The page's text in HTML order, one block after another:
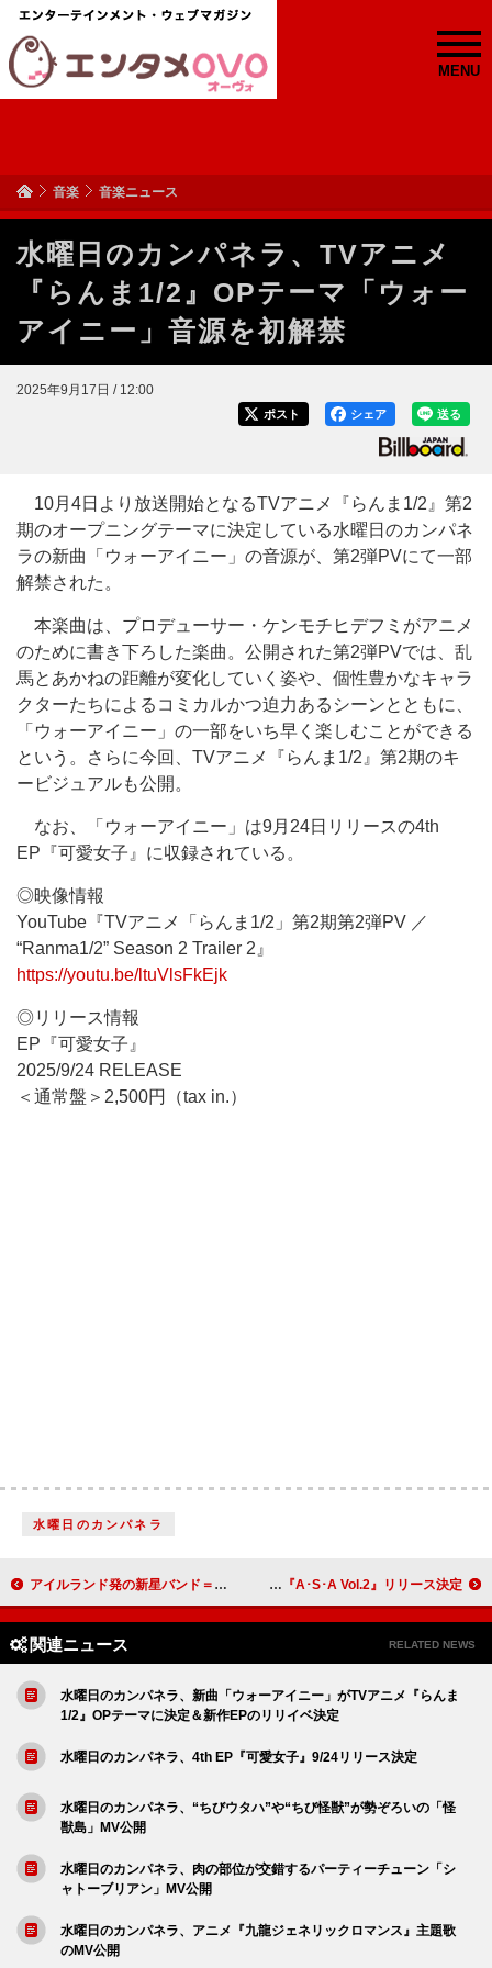
MENU
音楽 音楽ニュース
水曜日のカンパネラ、TVアニメ
『らんま1/2』OPテーマ「ウォー
アイニー」音源を初解禁
2025年9月17日 / 12:00
送る
シェア
ポスト
10月4日より放送開始となるTVアニメ『らんま1/2』第2
期のオープニングテーマに決定している水曜日のカンパネ
ラの新曲「ウォーアイニー」の音源が、第2弾PVにて一部
解禁された。
本楽曲は、プロデューサー・ケンモチヒデフミがアニメ
のために書き下ろした楽曲。公開された第2弾PVでは、乱
馬とあかねの距離が変化していく姿や、個性豊かなキャラ
クターたちによるコミカルかつ迫力あるシーンとともに、
「ウォーアイニー」の一部をいち早く楽しむことができる
という。さらに今回、TVアニメ『らんま1/2』第2期のキ
ービジュアルも公開。
なお、「ウォーアイニー」は9月24日リリースの4th
EP『可愛女子』に収録されている。
◎映像情報
YouTube『TVアニメ「らんま1/2」第2期第2弾PV ／
“Ranma1/2” Season 2 Trailer 2』
https://youtu.be/ltuVlsFkEjk
◎リリース情報
EP『可愛女子』
2025/9/24 RELEASE
＜通常盤＞2,500円（tax in.）
水曜日のカンパネラ
アイルランド発の新星バンド＝カーディナルズ、デビューALより表題曲「Masquerade」解禁 今井麻美、ベストアルバム第2弾『A･S･A Vol.2』リリース決定
関連ニュース RELATED NEWS
水曜日のカンパネラ、新曲「ウォーアイニー」がTVアニメ『らんま
1/2』OPテーマに決定＆新作EPのリリイベ決定
水曜日のカンパネラ、4th EP『可愛女子』9/24リリース決定
水曜日のカンパネラ、“ちびウタハ”や“ちび怪獣”が勢ぞろいの「怪
獣島」MV公開
水曜日のカンパネラ、肉の部位が交錯するパーティーチューン「シ
ャトーブリアン」MV公開
水曜日のカンパネラ、アニメ『九龍ジェネリックロマンス』主題歌
のMV公開